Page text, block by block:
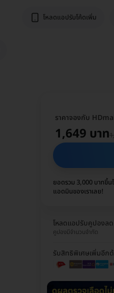
โหลดแอปรับโค้ดเพิ่ม
ราคาจองกับ
1,649 บาท
ยอดรวม 3,000 บาทขึ้
แอดมินของเราเลย!
โหลดแอปรับคูปองล
คูปองมีจำนวนจำกัด
รับสิทธิพิเศษเพิ่มอีก